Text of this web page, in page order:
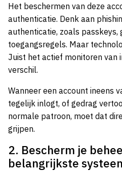
Het beschermen van deze
authenticatie. Denk aan
authenticatie, zoals
toegangsregels. Maar
Juist het actief monitoren van
verschil.
Wanneer een account ineens
tegelijk inlogt, of gedrag
normale patroon, moet dat
grijpen.
2. Bescherm je
belangrijkste